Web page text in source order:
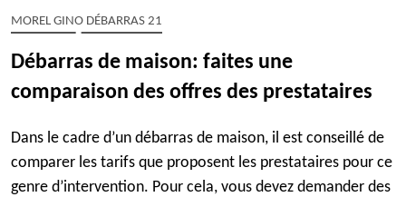
MOREL GINO DÉBARRAS 21
Débarras de maison: faites une
comparaison des offres des prestataires
Dans le cadre d’un débarras de maison, il est conseillé de
comparer les tarifs que proposent les prestataires pour ce
genre d’intervention. Pour cela, vous devez demander des